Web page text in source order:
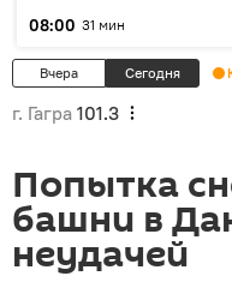
08:00 31 мин
Вчера Сегодня
г. Гагра 101.3
Попытка
башни в
неудачей